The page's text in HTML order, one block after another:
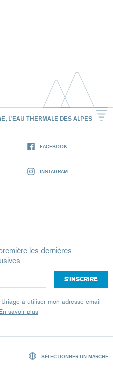
L'EAU THERMALE DES ALPES
FACEBOOK
INSTAGRAM
les dernières
à utiliser mon adresse email
En savoir plus
SÉLECTIONNER UN MARCHÉ